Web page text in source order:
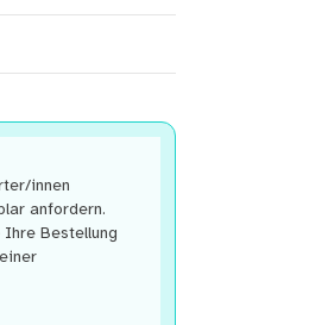
innen
anfordern.
Ihre Bestellung